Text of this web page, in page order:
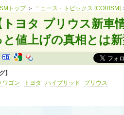
トップ＞ ニュース・トピックス [CORISM]
トヨタ プリウス新車
と値上げの真相とは
】
ワゴン
トヨタ ハイブリッド プリウス